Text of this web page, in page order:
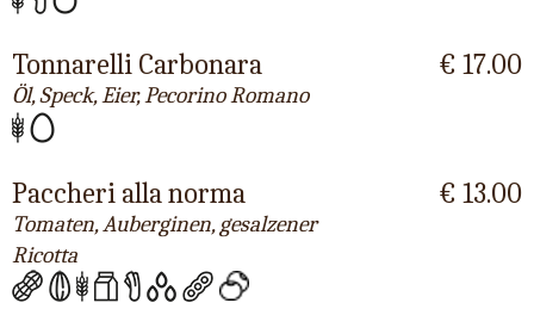
Tonnarelli Carbonara
Öl, Speck, Eier, Pecorino Romano
€ 17.00
Paccheri alla norma
Tomaten, Auberginen, gesalzener
Ricotta
€ 13.00